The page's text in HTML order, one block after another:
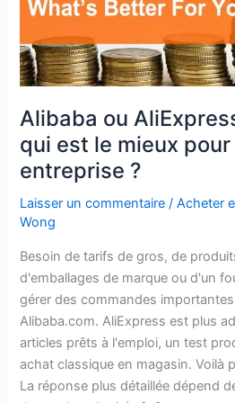
Alibaba ou
qui est le mieux
entreprise ?
Laisser un commentaire /Acheter
Wong
Besoin de tarifs de gros, de
d'emballages de marque ou d'un
gérer des commandes
Alibaba.com. AliExpress est plus
articles prêts à l'emploi, un test
achat classique en magasin. Voilà
La réponse plus détaillée dépend
mieux
pour
votre
entreprise